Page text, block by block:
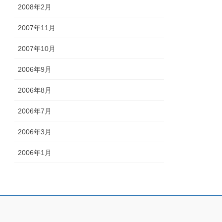
2008年2月
2007年11月
2007年10月
2006年9月
2006年8月
2006年7月
2006年3月
2006年1月